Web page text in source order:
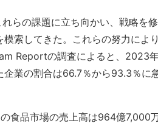
らの課題に立ち向かい、戦略を
模索してきた。これらの努力によ
Reportの調査によると、2023
企業の割合は66.7％から93.3％に
食品市場の売上高は964億7,000